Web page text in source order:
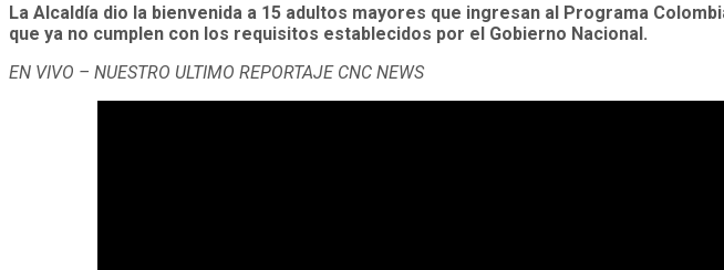
La Alcaldía dio la bienvenida a 15 adultos mayores que ingresan al Programa
que ya no cumplen con los requisitos establecidos por el Gobierno Nacional.
EN VIVO – NUESTRO ULTIMO REPORTAJE CNC NEWS